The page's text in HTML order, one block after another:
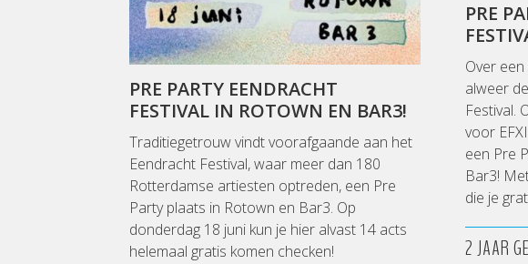
PRE PARTY EENDRACHT
FESTIVAL IN ROTOWN EN BAR3!
Traditiegetrouw vindt voorafgaande aan het
Eendracht Festival, waar meer dan 180
Rotterdamse artiesten optreden, een Pre
Party plaats in Rotown en Bar3. Op
donderdag 18 juni kun je hier alvast 14 acts
helemaal gratis komen checken!
PRE
Over
alweer
Festival.
voor
een Pre
Bar3!
die je
2 JAAR